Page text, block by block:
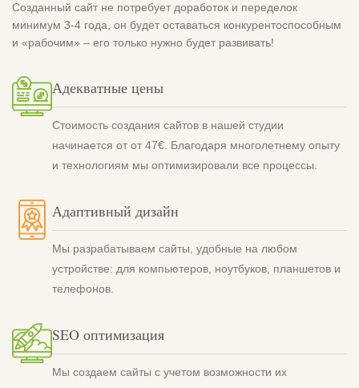
Созданный сайт не потребует доработок и переделок
минимум 3-4 года, он будет оставаться конкурентоспособным
и «рабочим» – его только нужно будет развивать!
Адекватные цены
Стоимость создания сайтов в нашей студии
начинается от от 47€. Благодаря многолетнему опыту
и технологиям мы оптимизировали все процессы.
Адаптивный дизайн
Мы разрабатываем сайты, удобные на любом
устройстве: для компьютеров, ноутбуков, планшетов и
телефонов.
SEO оптимизация
Мы создаем сайты с учетом возможности их